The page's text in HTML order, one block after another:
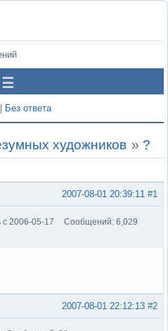
Без ответа
художников » ?
#1
2007-08-01 20:39:11
с 2006-05-17
Сообщений: 6,029
#2
2007-08-01 22:12:13